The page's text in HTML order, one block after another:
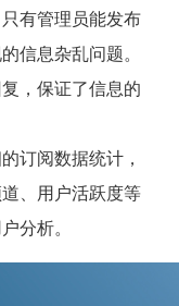
有管理员能发布
信息杂乱问题。
，保证了信息的
订阅数据统计，
、用户活跃度等
分析。